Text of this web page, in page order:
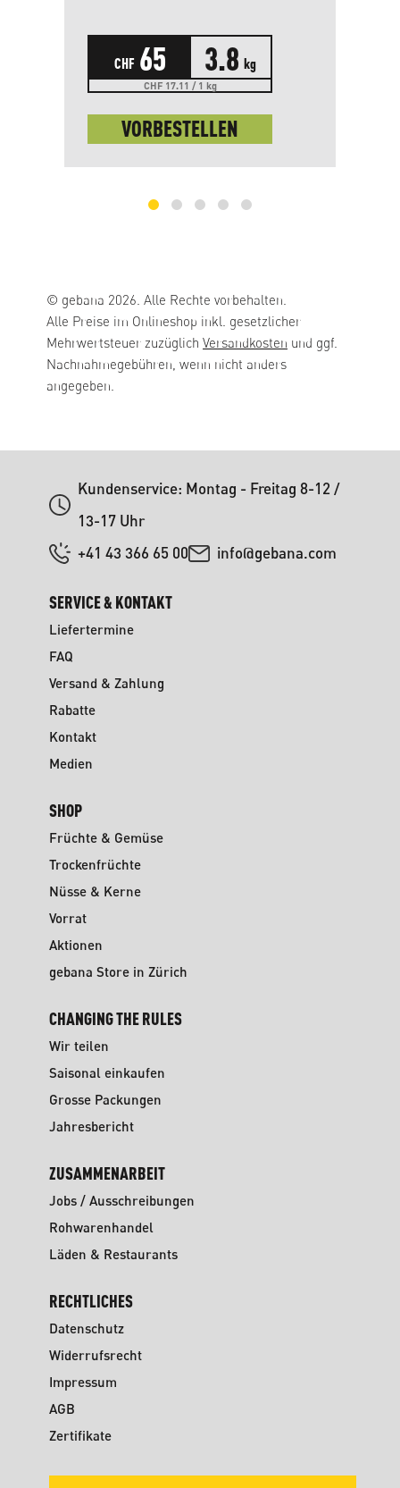
CHF 65 3.8 kg
CHF 17.11 / 1 kg
VORBESTELLEN
© gebana 2026. Alle Rechte vorbehalten.
Alle Preise im Onlineshop inkl. gesetzlicher
Mehrwertsteuer zuzüglich Versandkosten und ggf.
Nachnahmegebühren, wenn nicht anders
angegeben.
Kundenservice: Montag - Freitag 8-12 /
13-17 Uhr
+41 43 366 65 00
info@gebana.com
SERVICE & KONTAKT
Liefertermine
FAQ
Versand & Zahlung
Rabatte
Kontakt
Medien
SHOP
Früchte & Gemüse
Trockenfrüchte
Nüsse & Kerne
Vorrat
Aktionen
gebana Store in Zürich
CHANGING THE RULES
Wir teilen
Saisonal einkaufen
Grosse Packungen
Jahresbericht
ZUSAMMENARBEIT
Jobs / Ausschreibungen
Rohwarenhandel
Läden & Restaurants
RECHTLICHES
Datenschutz
Widerrufsrecht
Impressum
AGB
Zertifikate